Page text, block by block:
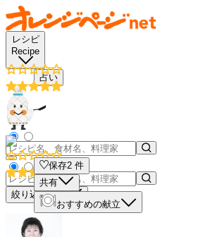
レシピ
Recipe
占い
絞り込み検索
保存2 件
共有
おすすめの献立